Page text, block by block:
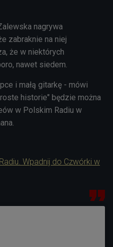
nagrywa
zabraknie na niej
że w niektórych
nawet siedem.
i małą gitarkę - mówi
historie" będzie można
w Polskim Radiu w
Wpadnij do Czwórki w